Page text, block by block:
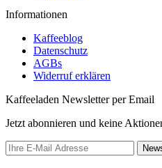
Informationen
Kaffeeblog
Datenschutz
AGBs
Widerruf erklären
Kaffeeladen Newsletter per Email
Jetzt abonnieren und keine